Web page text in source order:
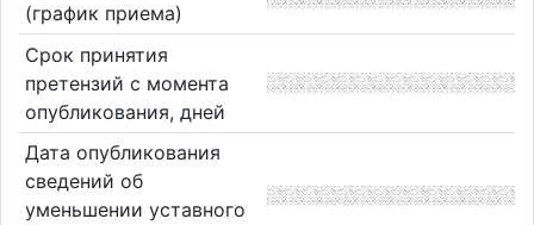
(график приема)
Срок принятия
претензий с момента
опубликования, дней
Дата опубликования
сведений об
уменьшении уставного